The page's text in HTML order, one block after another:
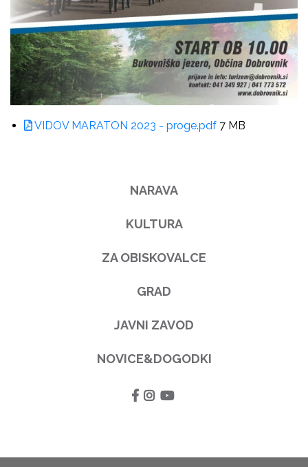
VIDOV MARATON 2023 - proge.pdf 7 MB
NARAVA
KULTURA
ZA OBISKOVALCE
GRAD
JAVNI ZAVOD
NOVICE&DOGODKI